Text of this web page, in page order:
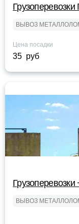
ВЫВОЗ
Цена посадки
35 руб
ВЫВОЗ